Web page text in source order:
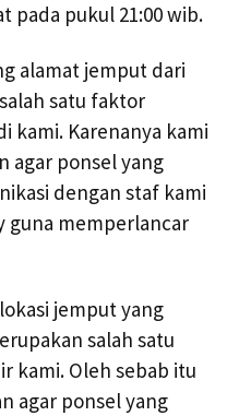
pada pukul 21:00 wib.
alamat jemput dari
satu faktor
kami. Karenanya kami
agar ponsel yang
dengan staf kami
guna memperlancar
jemput yang
salah satu
kami. Oleh sebab itu
agar ponsel yang